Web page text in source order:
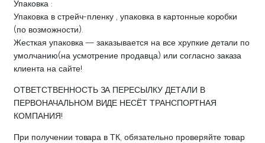
Упаковка :
Упаковка в стрейч-пленку , упаковка в картонные коробки
(по возможности).
Жесткая упаковка — заказывается на все хрупкие детали по
умолчанию(на усмотрение продавца) или согласно заказа
клиента на сайте!
ОТВЕТСТВЕННОСТЬ ЗА ПЕРЕСЫЛКУ ДЕТАЛИ В
ПЕРВОНАЧАЛЬНОМ ВИДЕ НЕСЁТ ТРАНСПОРТНАЯ
КОМПАНИЯ!
При получении товара в ТК, обязательно проверяйте товар